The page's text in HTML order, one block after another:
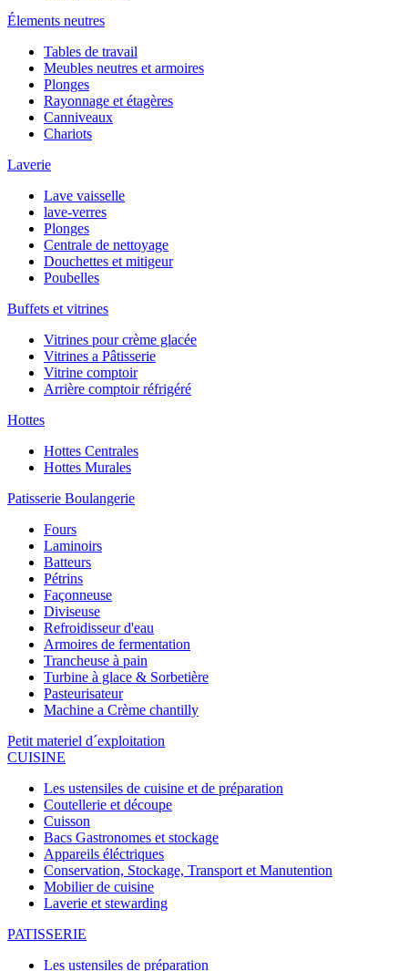
Élements neutres
Tables de travail
Meubles neutres et armoires
Plonges
Rayonnage et étagères
Canniveaux
Chariots
Laverie
Lave vaisselle
lave-verres
Plonges
Centrale de nettoyage
Douchettes et mitigeur
Poubelles
Buffets et vitrines
Vitrines pour crème glacée
Vitrines a Pâtisserie
Vitrine comptoir
Arrière comptoir réfrigéré
Hottes
Hottes Centrales
Hottes Murales
Patisserie Boulangerie
Fours
Laminoirs
Batteurs
Pétrins
Façonneuse
Diviseuse
Refroidisseur d'eau
Armoires de fermentation
Trancheuse à pain
Turbine à glace & Sorbetière
Pasteurisateur
Machine a Crème chantilly
Petit materiel d´exploitation
CUISINE
Les ustensiles de cuisine et de préparation
Coutellerie et découpe
Cuisson
Bacs Gastronomes et stockage
Appareils éléctriques
Conservation, Stockage, Transport et Manutention
Mobilier de cuisine
Laverie et stewarding
PATISSERIE
Les ustensiles de préparation